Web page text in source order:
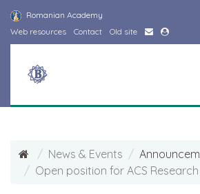
Romanian Academy
Web resources
Contact Old site
News & Events
Open position for ACS